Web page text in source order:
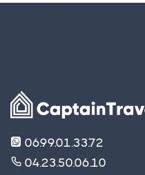
06.99.01.33.72
04.23.50.06.10